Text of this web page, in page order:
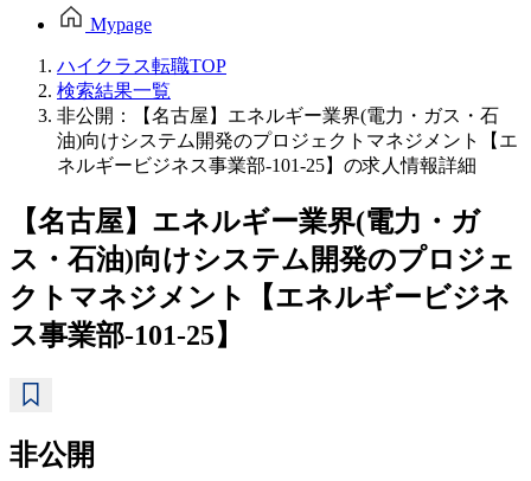
Mypage
ハイクラス転職TOP
検索結果一覧
非公開：【名古屋】エネルギー業界(電力・ガス・石
油)向けシステム開発のプロジェクトマネジメント【エ
ネルギービジネス事業部-101-25】の求人情報詳細
【名古屋】エネルギー業界(電力・ガ
ス・石油)向けシステム開発のプロジェ
クトマネジメント【エネルギービジネ
ス事業部-101-25】
非公開